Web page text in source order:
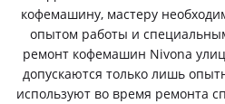
кофемашину, мастеру
опытом работы и
ремонт кофемашин Nivona
допускаются только лишь
используют во время ремонта